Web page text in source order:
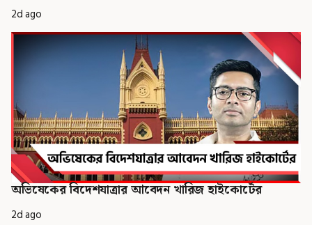
2d ago
অভিষেকের বিদেশযাত্রার আবেদন খারিজ হাইকোর্টের
2d ago